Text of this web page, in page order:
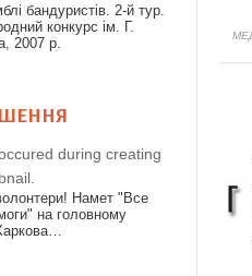
бандуристів. 2-й тур.
конкурс ім. Г.
2007 р.
during creating
Намет "Все
на головному